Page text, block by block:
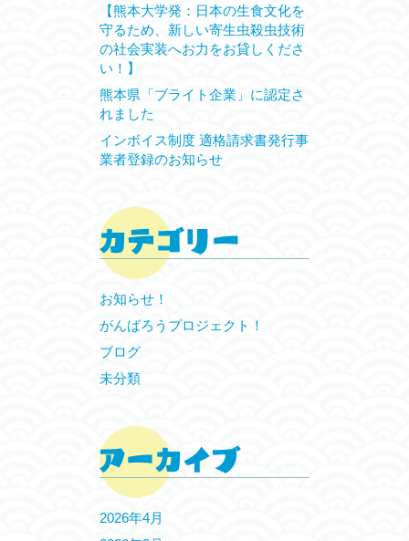
【熊本大学発：日本の生食文化を
守るため、新しい寄生虫殺虫技術
の社会実装へお力をお貸しくださ
い！】
熊本県「ブライト企業」に認定さ
れました
インボイス制度 適格請求書発行事
業者登録のお知らせ
お知らせ！
がんばろうプロジェクト！
ブログ
未分類
2026年4月